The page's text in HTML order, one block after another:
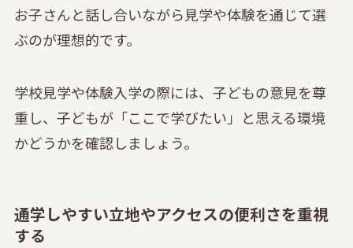
お子さんと話し合いながら見学や体験を通じて選
ぶのが理想的です。
学校見学や体験入学の際には、子どもの意見を尊
重し、子どもが「ここで学びたい」と思える環境
かどうかを確認しましょう。
通学しやすい立地やアクセスの便利さを重視
する